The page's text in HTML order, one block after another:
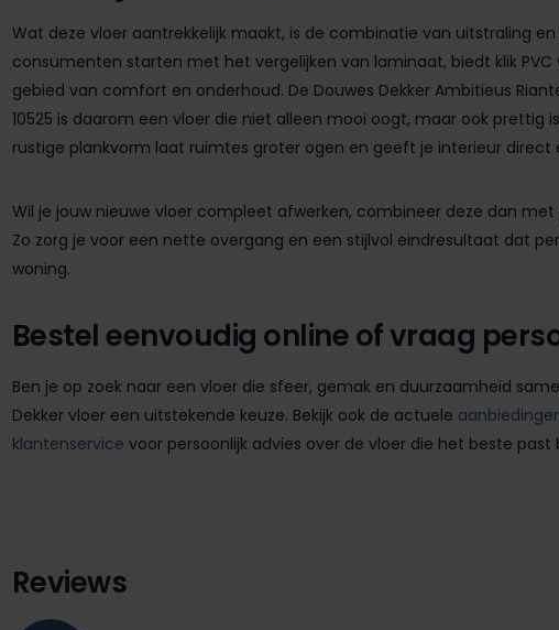
Wat deze vloer aantrekkelijk maakt, is de combinatie van uitstraling
consumenten starten met het vergelijken van laminaat, biedt klik
gebied van comfort en onderhoud. De Douwes Dekker Ambitieus
10525 is daarom een vloer die niet alleen mooi oogt, maar ook prettig
rustige plankvorm laat ruimtes groter ogen en geeft je interieur direct
Wil je jouw nieuwe vloer compleet afwerken, combineer deze dan met
Zo zorg je voor een nette overgang en een stijlvol eindresultaat dat
woning.
Bestel eenvoudig online of vraag
Ben je op zoek naar een vloer die sfeer, gemak en duurzaamheid
Dekker vloer een uitstekende keuze. Bekijk ook de actuele
klantenservice voor persoonlijk advies over de vloer die het beste past
Reviews